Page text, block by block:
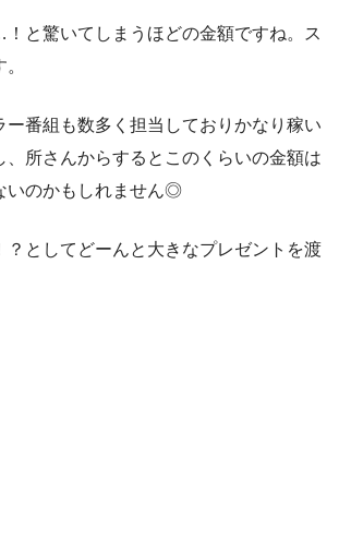
と驚いてしまうほどの金額ですね。ス
ー番組も数多く担当しておりかなり稼い
、所さんからするとこのくらいの金額は
いのかもしれません◎
？としてどーんと大きなプレゼントを渡